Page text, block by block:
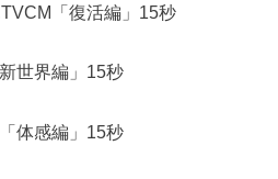
「復活編」15秒
世界編」15秒
体感編」15秒